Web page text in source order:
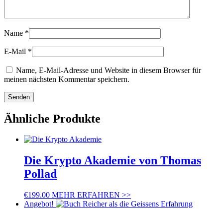
Name *
E-Mail *
Name, E-Mail-Adresse und Website in diesem Browser für
meinen nächsten Kommentar speichern.
Ähnliche Produkte
Die Krypto Akademie von Thomas
Pollad
€199.00 MEHR ERFAHREN >>
Angebot!